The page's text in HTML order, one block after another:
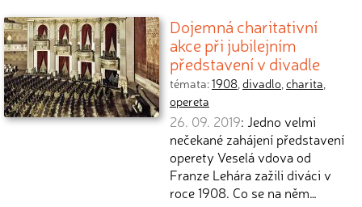
Dojemná charitativní
akce při jubilejním
představení v divadle
témata:1908,divadlo,charita,
opereta
26. 09. 2019: Jedno velmi
nečekané zahájení představení
operety Veselá vdova od
Franze Lehára zažili diváci v
roce 1908. Co se na něm…